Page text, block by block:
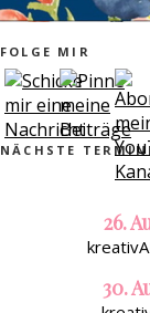
FOLGE MIR
NÄCHSTE
26.
30.